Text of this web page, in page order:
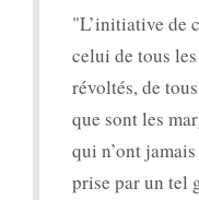
"L’initiative de
celui de tous
révoltés, de
que sont les
qui n’ont
prise par un tel